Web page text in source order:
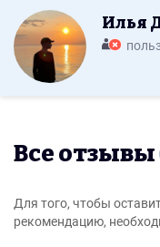
Илья
Все отзывы
Для того, чтобы
рекомендацию,